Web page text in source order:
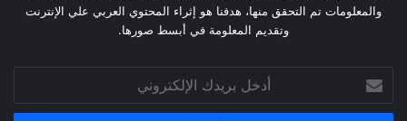
والمعلومات تم التحقق منها، هدفنا هو إثراء المحتوي العربي علي الإنترنت
وتقديم المعلومة في أبسط صورها.
بريدك
الإلكتروني